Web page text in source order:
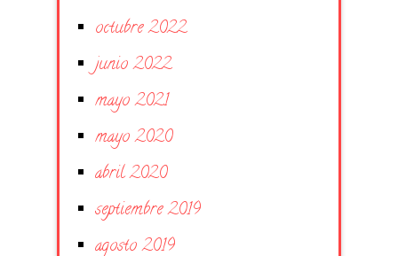
octubre 2022
junio 2022
mayo 2021
mayo 2020
abril 2020
septiembre 2019
agosto 2019